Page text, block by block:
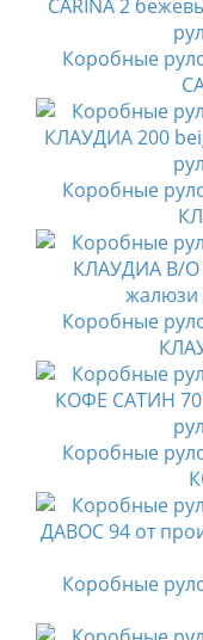
Коробные
Коробные
Коробные
Коробные
Коробные